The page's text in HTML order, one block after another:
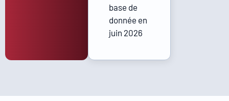
base de
donnée en
juin 2026